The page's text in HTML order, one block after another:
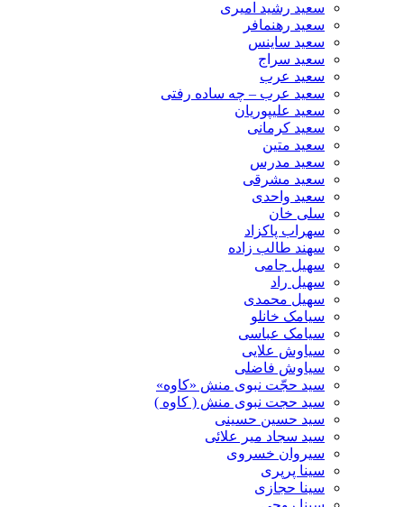
سعید رشید امیری
سعید رهنمافر
سعید ساینس
سعید سراج
سعید عرب
سعید عرب – چه ساده رفتی
سعید علیپوریان
سعید کرمانی
سعید متین
سعید مدرس
سعید مشرقی
سعید واحدی
سلی خان
سهراب پاکزاد
سهند طالب زاده
سهیل جامی
سهیل راد
سهیل محمدی
سیامک خانلو
سیامک عباسی
سیاوش علایی
سیاوش فاضلی
سید حجّت نبوی منش «کاوه»
سید حجت نبوی منش ( کاوه )
سید حسین حسینى
سید سجاد میر علائی
سیروان خسروی
سینا پرپری
سینا حجازی